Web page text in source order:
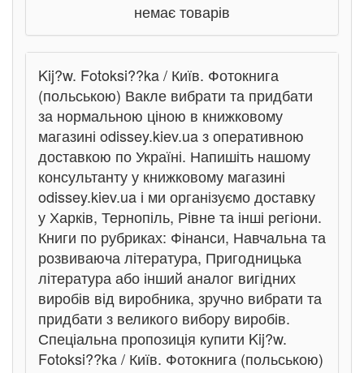
немає товарів
Kij?w. Fotoksi??ka / Київ. Фотокнига
(польською) Вакле вибрати та придбати
за нормальною ціною в книжковому
магазині odissey.kiev.ua з оперативною
доставкою по Україні. Напишіть нашому
консультанту у книжковому магазині
odissey.kiev.ua і ми організуємо доставку
у Харків, Тернопіль, Рівне та інші регіони.
Книги по рубриках: Фінанси, Навчальна та
розвиваюча література, Пригодницька
література або інший аналог вигідних
виробів від виробника, зручно вибрати та
придбати з великого вибору виробів.
Спеціальна пропозиція купити Kij?w.
Fotoksi??ka / Київ. Фотокнига (польською)